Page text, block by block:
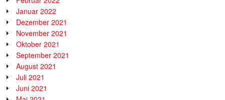
Januar 2022
Dezember 2021
November 2021
Oktober 2021
September 2021
August 2021
Juli 2021
Juni 2021